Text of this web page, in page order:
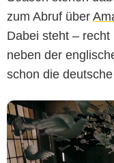
zum Abruf über
Dabei steht –
neben der
schon die